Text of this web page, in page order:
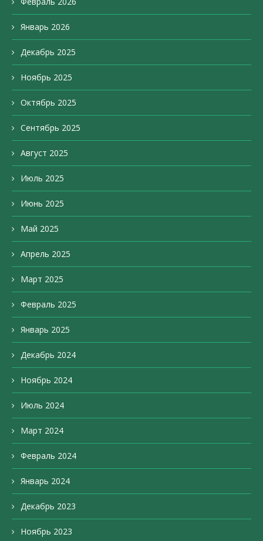
Январь 2026
Декабрь 2025
Ноябрь 2025
Октябрь 2025
Сентябрь 2025
Август 2025
Июль 2025
Июнь 2025
Май 2025
Апрель 2025
Март 2025
Февраль 2025
Январь 2025
Декабрь 2024
Ноябрь 2024
Июль 2024
Март 2024
Февраль 2024
Январь 2024
Декабрь 2023
Ноябрь 2023